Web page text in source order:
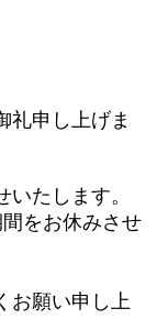
礼申し上げま
たします。
間をお休みさせ
お願い申し上